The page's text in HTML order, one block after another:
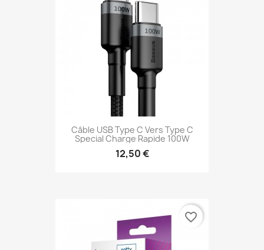
Câble USB Type C Vers Type C
Special Charge Rapide 100W
12,50 €
favorite_border